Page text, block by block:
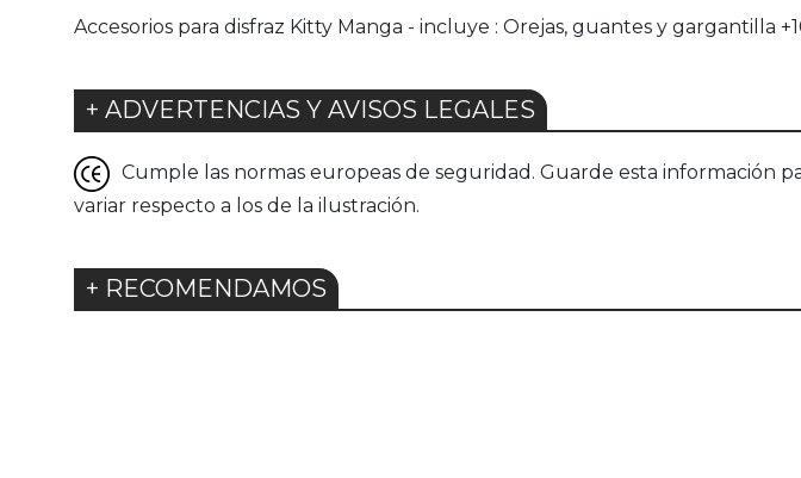
Accesorios para disfraz Kitty Manga - incluye : Orejas, guantes y gargantilla
+ ADVERTENCIAS Y AVISOS LEGALES
Cumple las normas europeas de seguridad. Guarde esta información
variar respecto a los de la ilustración.
+ RECOMENDAMOS